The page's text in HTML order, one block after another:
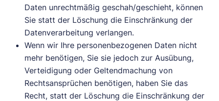
Daten unrechtmäßig geschah/geschieht, können
Sie statt der Löschung die Einschränkung der
Datenverarbeitung verlangen.
Wenn wir Ihre personenbezogenen Daten nicht
mehr benötigen, Sie sie jedoch zur Ausübung,
Verteidigung oder Geltendmachung von
Rechtsansprüchen benötigen, haben Sie das
Recht, statt der Löschung die Einschränkung der